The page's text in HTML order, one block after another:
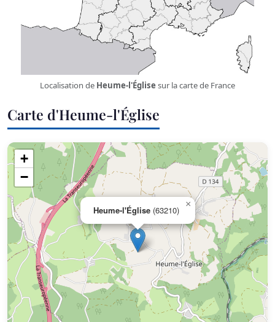
Localisation de Heume-l'Églisesur la carte de France
Carte d'Heume-l'Église
Heume-l'Église (63210)
×
+
−